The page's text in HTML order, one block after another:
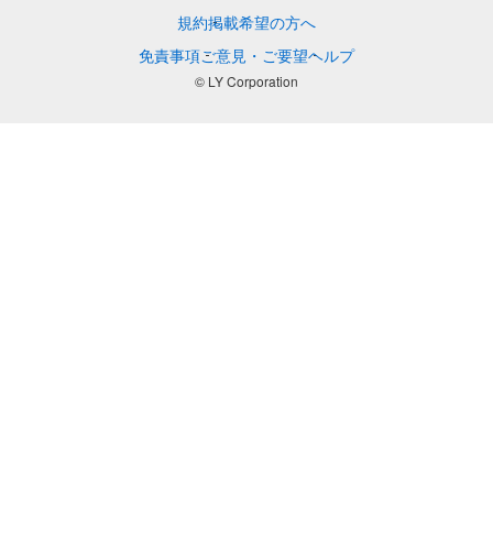
規約掲載希望の方へ
免責事項ご意見・ご要望ヘルプ
© LY Corporation